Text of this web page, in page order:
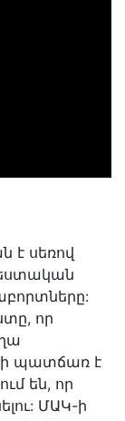
է սեռով
որ
պատճառ է
են, որ
ՄԱԿ-ի